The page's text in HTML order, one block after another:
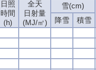
日照
時間
(h)
全天
日射量
(MJ/㎡)
雪(cm)
降雪
積雪